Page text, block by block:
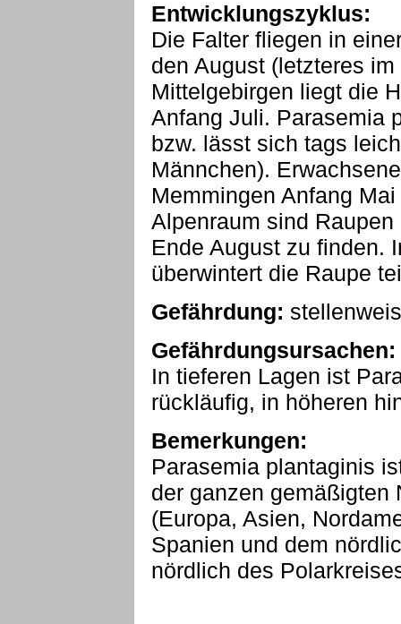
Entwicklungszyklus:
Die Falter fliegen in
den August (letzteres
Mittelgebirgen liegt die
Anfang Juli. Parasemia
bzw. lässt sich tags
Männchen).
Memmingen Anfang
Alpenraum sind
Ende August zu finden.
überwintert die Raupe
Gefährdung:
Gefährdungsursachen:
In tieferen Lagen ist
rückläufig, in höheren
Bemerkungen:
Parasemia plantaginis
der ganzen gemäßigten
(Europa, Asien,
Spanien und dem
nördlich des